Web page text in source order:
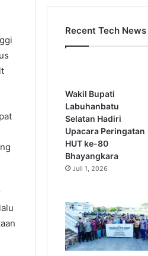
Recent Tech News
Wakil Bupati
Labuhanbatu
Selatan Hadiri
Upacara Peringatan
HUT ke-80
Bhayangkara
Juli 1, 2026